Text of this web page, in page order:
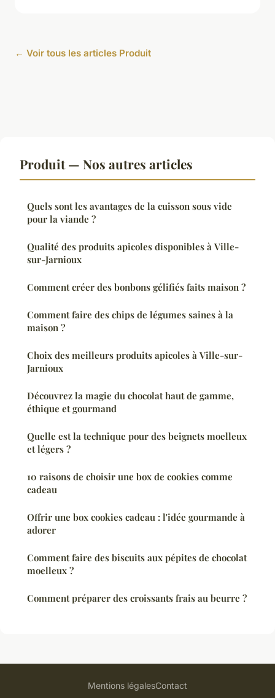
← Voir tous les articles Produit
Produit — Nos autres articles
Quels sont les avantages de la cuisson sous vide
pour la viande ?
Qualité des produits apicoles disponibles à Ville-
sur-Jarnioux
Comment créer des bonbons gélifiés faits maison ?
Comment faire des chips de légumes saines à la
maison ?
Choix des meilleurs produits apicoles à Ville-sur-
Jarnioux
Découvrez la magie du chocolat haut de gamme,
éthique et gourmand
Quelle est la technique pour des beignets moelleux
et légers ?
10 raisons de choisir une box de cookies comme
cadeau
Offrir une box cookies cadeau : l'idée gourmande à
adorer
Comment faire des biscuits aux pépites de chocolat
moelleux ?
Comment préparer des croissants frais au beurre ?
Mentions légalesContact